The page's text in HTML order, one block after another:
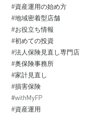
#資産運用の始め方
#地域密着型店舗
#お役立ち情報
#初めての投資⁡
#法人保険見直し専門店
#奥保険事務所
#家計見直し
#損害保険
#withMyFP
#資産運用⁡